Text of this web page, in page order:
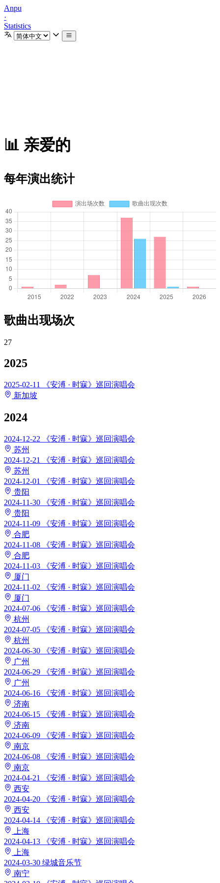
Anpu
·
Statistics
📊 亲爱的
每年演出统计
歌曲出现场次
27
2025
2025-02-11
《安溥 · 时寐》巡回演唱会
新加坡
2024
2024-12-22
《安溥 · 时寐》巡回演唱会
苏州
2024-12-21
《安溥 · 时寐》巡回演唱会
苏州
2024-12-01
《安溥 · 时寐》巡回演唱会
贵阳
2024-11-30
《安溥 · 时寐》巡回演唱会
贵阳
2024-11-09
《安溥 · 时寐》巡回演唱会
合肥
2024-11-08
《安溥 · 时寐》巡回演唱会
合肥
2024-11-03
《安溥 · 时寐》巡回演唱会
厦门
2024-11-02
《安溥 · 时寐》巡回演唱会
厦门
2024-07-06
《安溥 · 时寐》巡回演唱会
杭州
2024-07-05
《安溥 · 时寐》巡回演唱会
杭州
2024-06-30
《安溥 · 时寐》巡回演唱会
广州
2024-06-29
《安溥 · 时寐》巡回演唱会
广州
2024-06-16
《安溥 · 时寐》巡回演唱会
济南
2024-06-15
《安溥 · 时寐》巡回演唱会
济南
2024-06-09
《安溥 · 时寐》巡回演唱会
南京
2024-06-08
《安溥 · 时寐》巡回演唱会
南京
2024-04-21
《安溥 · 时寐》巡回演唱会
西安
2024-04-20
《安溥 · 时寐》巡回演唱会
西安
2024-04-14
《安溥 · 时寐》巡回演唱会
上海
2024-04-13
《安溥 · 时寐》巡回演唱会
上海
2024-03-30 绿城音乐节
南宁